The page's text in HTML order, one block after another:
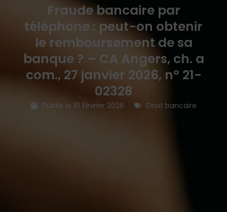
Fraude bancaire par
téléphone : peut-on obtenir
le remboursement de sa
banque ? – CA Angers, ch. a
com., 27 janvier 2026, n° 21-
02328
Publié le 10 février 2026 Droit bancaire